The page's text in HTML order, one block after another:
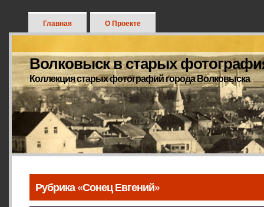
Главная О Проекте
Волковыск в старых
Коллекция старых фотографий города Волковыска
Рубрика «Сонец Евгений»